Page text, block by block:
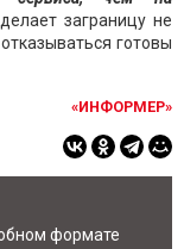
заграницу не
готовы
«ИНФОРМЕР»
формате